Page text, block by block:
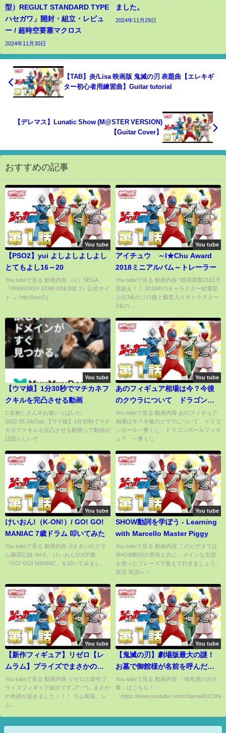
型）REGULT STANDARD TYPE
ハセガワ」開封・組立・レビュ
ー / 超時空要塞マクロス
2024年11月30日
ました。
2024年11月29日
【TAB】炎/Lisa 映画版 鬼滅の刃 表題曲【エレキギ
ター初心者用練習曲】Guitar tutorial
【デレマス】Lunatic Show (M@STER VERSION)
【Guitar Cover】
おすすめの記事
You tube
【PSO2】yui よしよしよしよし
とてもよし16～20
You tubeで見る 動画内容 （C）SEGA
『PHANTASY STAR ONLINE 2』公式サイ
ト → http://pso2.j...
You tube
アイチュウ ～I★Chu Award
2018ミニアルバム～トレーラー
You tubeで見る 動画内容 "総得票数2161万
票超え！！ 2018年のキャラクター総選挙
上位3名のソロ曲と殿堂入りキャラクター
2名の...
You tube
【ウマ娘】1分30秒でマチカネフ
クキルを完凸させる動画
1:名無しさん＠お腹いっぱいだ
2022.05.28(Sat) 【ウマ娘】1分30秒でマチ
カネフクキルを完凸させる動画って動画が
話題らしいぞ ...
You tube
あのフィギュア相場は今？今後
のクウラについて ドラゴンボ
ール一番くじ ドラゴンボール
フィギュア 一番くじ クウ
ラ ブロリー ラストワン ア
ドラゴンボール フィギュア
You tubeで見る 動画内容 あのフィギュア
相場は今？今後のクウラについて ドラゴ
ンボール一番くじ ドラゴンボールフィギ
ュア 一番くじ ...
You tube
けいおん!（K-ON!）/ GO! GO!
MANIAC 7歳ドラム 叩いてみた
You tubeで見る 動画内容 小2 きいのドラ
ム練習記録 Vol.6。 けいおん!のOP曲
「GO! GO! MANIAC」を叩いてみまし...
You tube
SHOW動詞を学ぼう - Learning
with Marcello Master Piggy
You tubeで見る 動画内容 このビデオでは
SHOW動詞の意味と共に、メインな主語
を使ったフレーズで覚えて行きましょう。
英語 英語レッ...
You tube
【新作フィギュア】リゼロ【レ
ムラム】プライズでまさかの奇
跡が！！！ #rezero #リゼロ
You tubeで見る 動画内容 リゼロの新作プ
ライズフィギュア紹介です⸜(*ˊᵕˋ*)⸝‬ まさか
の奇跡が起きました！！！ ラム和装、レ
ム...
You tube
【鬼滅の刃】劇場版最大の謎！
お墓で御館様が名前を呼んだ隊
士達の正体について【きめつの
やいば】
You tubeで見る 動画内容 「傾奇屋のお仕
事」はこちら！
「https://www.youtube.com/channel/